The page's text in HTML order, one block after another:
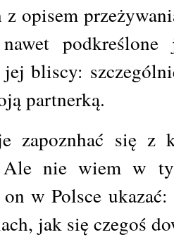
z opisem
jej bliscy:
partnerką.
zapoznhać się z
Ale nie wiem w
w Polsce
jak się czegoś